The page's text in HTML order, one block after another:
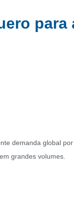
para
demanda global
grandes volumes.